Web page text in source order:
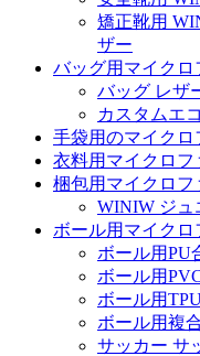
矯正靴用
ザー
バッグ用マイク
バッグ レザ
カスタムエ
手袋用のマイク
衣料用マイクロフ
梱包用マイクロフ
WINIW ジュ
ボール用マイク
ボール用PU
ボール用
ボール用
ボール用複
サッカー サ